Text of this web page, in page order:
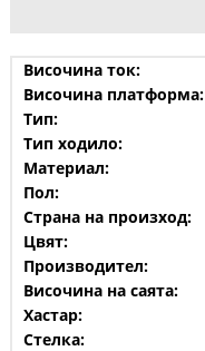
Височина ток:
Височина платформа:
Тип:
Тип ходило:
Материал:
Пол:
Страна на произход:
Цвят:
Производител:
Височина на саята:
Хастар:
Стелка: